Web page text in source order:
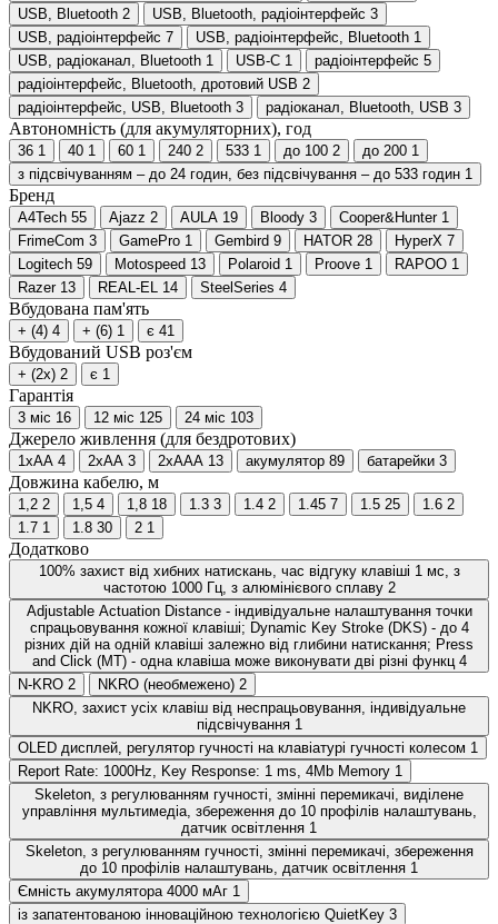
USB, Bluetooth 2 USB, Bluetooth, радіоінтерфейс 3
USB, радіоінтерфейс 7 USB, радіоінтерфейс, Bluetooth 1
USB, радіоканал, Bluetooth 1 USB-C 1 радіоінтерфейс 5
радіоінтерфейс, Bluetooth, дротовий USB 2
радіоінтерфейс, USB, Bluetooth 3 радіоканал, Bluetooth, USB 3
Автономність (для акумуляторних), год
36 1 40 1 60 1 240 2 533 1 до 100 2 до 200 1
з підсвічуванням – до 24 годин, без підсвічування – до 533 годин 1
Бренд
A4Tech 55 Ajazz 2 AULA 19 Bloody 3 Cooper&Hunter 1
FrimeCom 3 GamePro 1 Gembird 9 HATOR 28 HyperX 7
Logitech 59 Motospeed 13 Polaroid 1 Proove 1 RAPOO 1
Razer 13 REAL-EL 14 SteelSeries 4
Вбудована пам'ять
+ (4) 4 + (6) 1 є 41
Вбудований USB роз'єм
+ (2x) 2 є 1
Гарантія
3 міс 16 12 міс 125 24 міс 103
Джерело живлення (для бездротових)
1xAA 4 2xAA 3 2xAAA 13 акумулятор 89 батарейки 3
Довжина кабелю, м
1,2 2 1,5 4 1,8 18 1.3 3 1.4 2 1.45 7 1.5 25 1.6 2
1.7 1 1.8 30 2 1
Додатково
100% захист від хибних натискань, час відгуку клавіші 1 мс, з
частотою 1000 Гц, з алюмінієвого сплаву 2
Adjustable Actuation Distance - індивідуальне налаштування точки
спрацьовування кожної клавіші; Dynamic Key Stroke (DKS) - до 4
різних дій на одній клавіші залежно від глибини натискання; Press
and Click (MT) - одна клавіша може виконувати дві різні функц 4
N-KRO 2 NKRO (необмежено) 2
NKRO, захист усіх клавіш від неспрацьовування, індивідуальне
підсвічування 1
OLED дисплей, регулятор гучності на клавіатурі гучності колесом 1
Report Rate: 1000Hz, Key Response: 1 ms, 4Mb Memory 1
Skeleton, з регулюванням гучності, змінні перемикачі, виділене
управління мультимедіа, збереження до 10 профілів налаштувань,
датчик освітлення 1
Skeleton, з регулюванням гучності, змінні перемикачі, збереження
до 10 профілів налаштувань, датчик освітлення 1
Ємність акумулятора 4000 мАг 1
із запатентованою інноваційною технологією QuietKey 3